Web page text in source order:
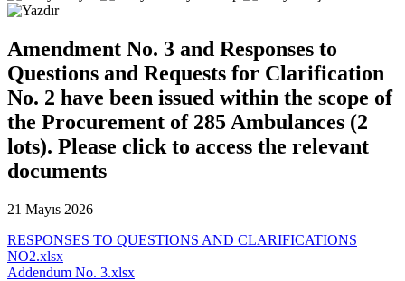
Amendment No. 3 and Responses to
Questions and Requests for Clarification
No. 2 have been issued within the scope of
the Procurement of 285 Ambulances (2
lots). Please click to access the relevant
documents
21 Mayıs 2026
RESPONSES TO QUESTIONS AND CLARIFICATIONS
NO2.xlsx
Addendum No. 3.xlsx